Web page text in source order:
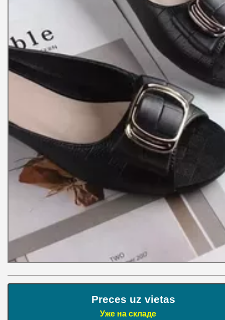
Preces uz vietas
Уже на складе